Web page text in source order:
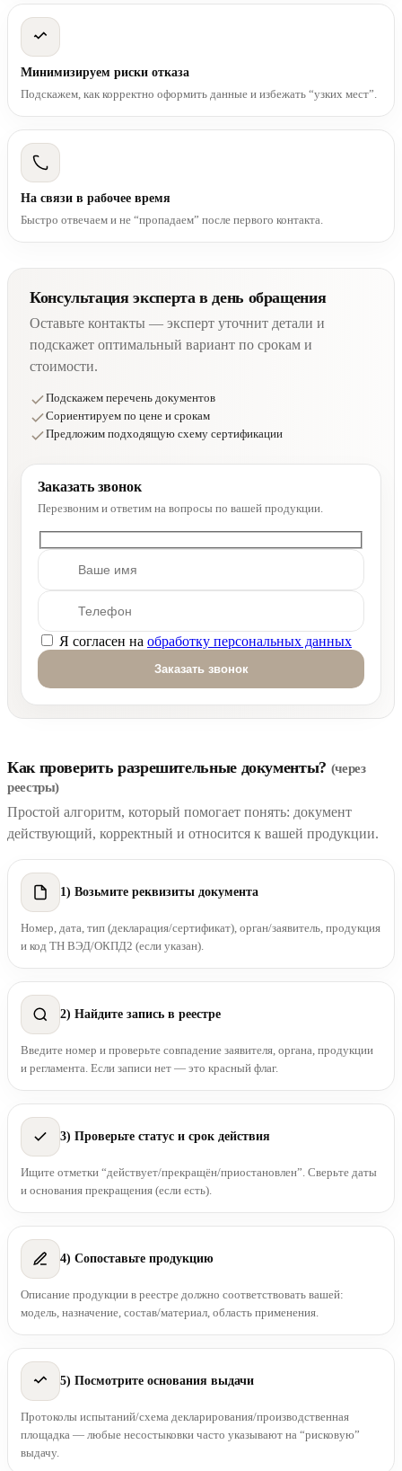
Минимизируем риски отказа
Подскажем, как корректно оформить данные и избежать “узких мест”.
На связи в рабочее время
Быстро отвечаем и не “пропадаем” после первого контакта.
Консультация эксперта в день обращения
Оставьте контакты — эксперт уточнит детали и
подскажет оптимальный вариант по срокам и
стоимости.
Подскажем перечень документов
Сориентируем по цене и срокам
Предложим подходящую схему сертификации
Заказать звонок
Перезвоним и ответим на вопросы по вашей продукции.
Оставьте это поле пустым.
Я согласен на обработку персональных данных
Как проверить разрешительные документы? (через
реестры)
Простой алгоритм, который помогает понять: документ
действующий, корректный и относится к вашей продукции.
1) Возьмите реквизиты документа
Номер, дата, тип (декларация/сертификат), орган/заявитель, продукция
и код ТН ВЭД/ОКПД2 (если указан).
2) Найдите запись в реестре
Введите номер и проверьте совпадение заявителя, органа, продукции
и регламента. Если записи нет — это красный флаг.
3) Проверьте статус и срок действия
Ищите отметки “действует/прекращён/приостановлен”. Сверьте даты
и основания прекращения (если есть).
4) Сопоставьте продукцию
Описание продукции в реестре должно соответствовать вашей:
модель, назначение, состав/материал, область применения.
5) Посмотрите основания выдачи
Протоколы испытаний/схема декларирования/производственная
площадка — любые несостыковки часто указывают на “рисковую”
выдачу.